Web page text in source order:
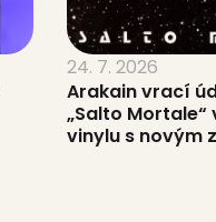
24. 7. 2026
Arakain vrací
„Salto
vinylu s novým